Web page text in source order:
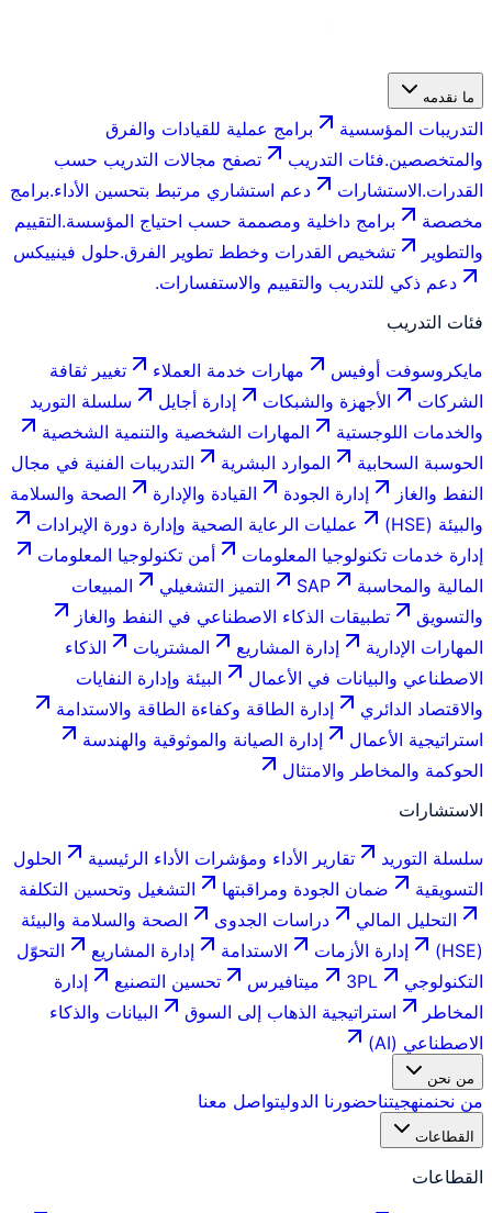
ما نقدمه
التدريبات المؤسسية
برامج عملية للقيادات والفرق
والمتخصصين.فئات التدريب
تصفح مجالات التدريب حسب
القدرات.الاستشارات دعم استشاري مرتبط بتحسين الأداء.برامج
مخصصة
برامج داخلية ومصممة حسب احتياج المؤسسة.التقييم
والتطوير
تشخيص القدرات وخطط تطوير الفرق.حلول فينييكس
دعم ذكي للتدريب والتقييم والاستفسارات.
فئات التدريب
مايكروسوفت أوفيس مهارات خدمة العملاء
تغيير ثقافة
الشركات
الأجهزة والشبكات إدارة أجايل
سلسلة التوريد
والخدمات اللوجستية
المهارات الشخصية والتنمية الشخصية
الحوسبة السحابية
الموارد البشرية
التدريبات الفنية في مجال
النفط والغاز
إدارة الجودة القيادة والإدارة
الصحة والسلامة
والبيئة (HSE)
عمليات الرعاية الصحية وإدارة دورة الإيرادات
إدارة خدمات تكنولوجيا المعلومات
أمن تكنولوجيا المعلومات
المالية والمحاسبة
SAP التميز التشغيلي
المبيعات
والتسويق
تطبيقات الذكاء الاصطناعي في النفط والغاز
المهارات الإدارية
إدارة المشاريع المشتريات
الذكاء
الاصطناعي والبيانات في الأعمال
البيئة وإدارة النفايات
والاقتصاد الدائري
إدارة الطاقة وكفاءة الطاقة والاستدامة
استراتيجية الأعمال
إدارة الصيانة والموثوقية والهندسة
الحوكمة والمخاطر والامتثال
الاستشارات
سلسلة التوريد تقارير الأداء ومؤشرات الأداء الرئيسية
الحلول
التسويقية
ضمان الجودة ومراقبتها
التشغيل وتحسين التكلفة
التحليل المالي
دراسات الجدوى
الصحة والسلامة والبيئة
(HSE)
إدارة الأزمات الاستدامة إدارة المشاريع
التحوّل
التكنولوجي
3PL ميتافيرس تحسين التصنيع
إدارة
المخاطر
استراتيجية الذهاب إلى السوق
البيانات والذكاء
الاصطناعي (AI)
من نحن
من نحنمنهجيتناحضورنا الدوليتواصل معنا
القطاعات
القطاعات